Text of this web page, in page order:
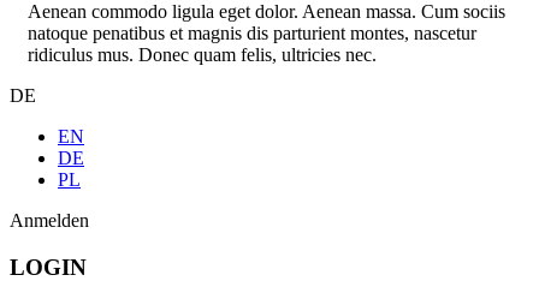
Aenean commodo ligula eget dolor. Aenean massa. Cum sociis
natoque penatibus et magnis dis parturient montes, nascetur
ridiculus mus. Donec quam felis, ultricies nec.
DE
EN
DE
PL
Anmelden
LOGIN